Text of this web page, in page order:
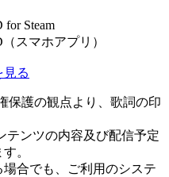
Steam
スマホアプリ）
見る
保護の観点より、歌詞の印
テンツの内容及び配信予定
。
合でも、ご利用のシステ